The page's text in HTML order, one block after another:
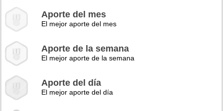
Aporte del mes
El mejor aporte del mes
Aporte de la semana
El mejor aporte de la semana
Aporte del día
El mejor aporte del día